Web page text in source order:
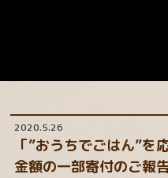
2020.5.26
「”おうちでごはん”を
金額の一部寄付のご報